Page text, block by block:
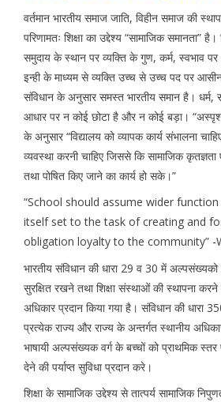
वर्तमान भारतीय समाज जाति, विहीन समाज की
परिणामतः शिक्षा का उद्देश्य “सामाजिक समानता”
समुदाय के स्थान पर व्यक्ति के गुण, कर्म, स्वभाव
इन्ही के माध्यम से व्यक्ति उच्च से उच्च पद पर
संविधान के अनुसार समस्त भारतीय समान है। धर्म,
आधार पर न कोई छोटा है और न कोई बड़ा।
के अनुसार “विद्यालय को व्यापक कार्य संभालना
व्यवस्था करनी चाहिए जिससे कि सामाजिक
तथा पोषित किए जाने का कार्य हो सके।”
“School should assume wider
itself set to the task of creating and
obligation loyalty to the community” -
भारतीय संविधान की धारा 29 व 30 में
सुरक्षित रखने तथा शिक्षा संस्थाओं की स्थापना
अधिकार प्रदान किया गया है। संविधान की धारा
प्रत्येक राज्य और राज्य के अन्तर्गत स्थानीय
भाषायी अल्पसंख्यक वर्ग के बच्चों को प्राथमिक स्तर
देने की पर्याप्त सुविधा प्रदान करे।
शिक्षा के सामाजिक उद्देश्य से तात्पर्य सामाजिक